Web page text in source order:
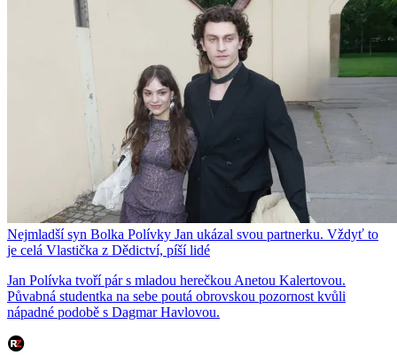
Nejmladší syn Bolka Polívky Jan ukázal svou partnerku. Vždyť to
je celá Vlastička z Dědictví, píší lidé
Jan Polívka tvoří pár s mladou herečkou Anetou Kalertovou.
Půvabná studentka na sebe poutá obrovskou pozornost kvůli
nápadné podobě s Dagmar Havlovou.